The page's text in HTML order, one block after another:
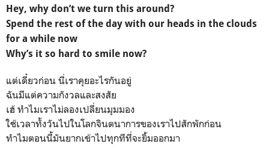
Hey, why don’t we turn this around?
Spend the rest of the day with our heads in the clouds
for a while now
Why’s it so hard to smile now?
แต่เดี๋ยวก่อน​ นี่เราคุยอะไรกันอยู่
ฉันมีแต่ความกังวลและสงสัย
เฮ้ ทำไมเราไม่ลองเปลี่ยนมุมมอง
ใช้เวลาทั้งวันไปในโลกจินตนาการ​ของเราไปสักพักก่อน
ทำไมตอนนี้มันยากเข้าไปทุกทีที่จะยิ้มออกมา